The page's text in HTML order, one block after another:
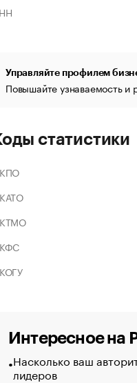
Управляйте профилем
Повышайте узнаваемость и
статистики
Интересное на
Насколько ваш
лидеров